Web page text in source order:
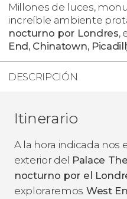
Millones de luces,
increíble ambiente
nocturno por Londres,
End, Chinatown,
DESCRIPCIÓN
Itinerario
A la hora indicada
exterior del Palace
nocturno por el
exploraremos West